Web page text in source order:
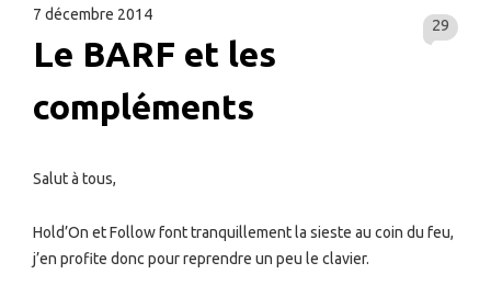
7 décembre 2014
29
Le BARF et les
compléments
Salut à tous,
Hold’On et Follow font tranquillement la sieste au coin du feu,
j’en profite donc pour reprendre un peu le clavier.